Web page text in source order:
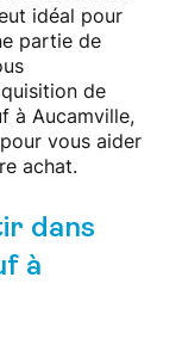
idéal pour
partie de
de
à Aucamville,
vous aider
achat.
dans
à